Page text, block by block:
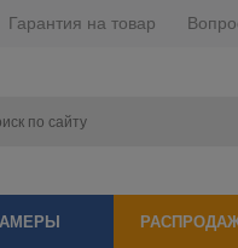
Гарантия на товар